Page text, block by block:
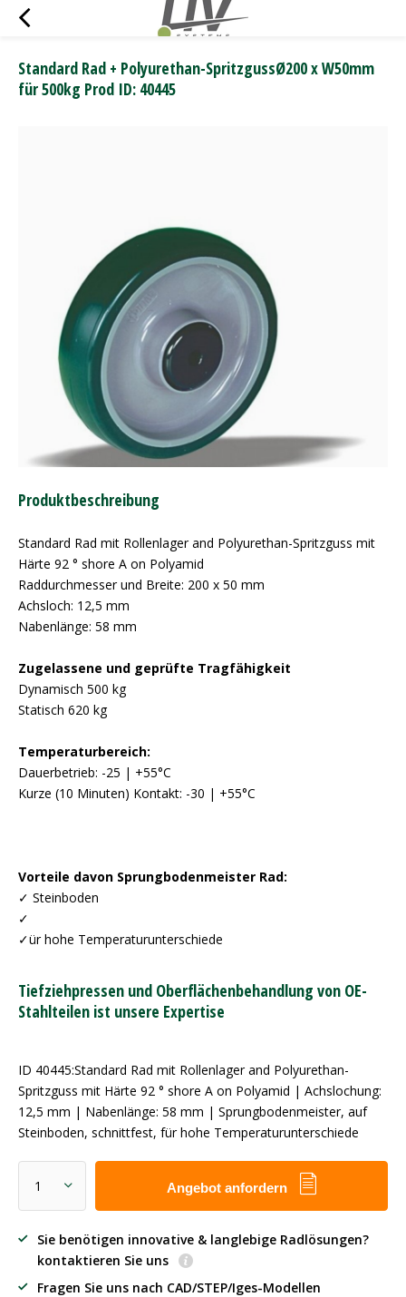
Standard Rad + Polyurethan-SpritzgussØ200 x W50mm
für 500kg Prod ID: 40445
Produktbeschreibung
Standard Rad mit Rollenlager and Polyurethan-Spritzguss mit
Härte 92 ° shore A on Polyamid
Raddurchmesser und Breite: 200 x 50 mm
Achsloch: 12,5 mm
Nabenlänge: 58 mm
Zugelassene und geprüfte Tragfähigkeit
Dynamisch 500 kg
Statisch 620 kg
Temperaturbereich:
Dauerbetrieb: -25 | +55°C
Kurze (10 Minuten) Kontakt: -30 | +55°C
Vorteile davon Sprungbodenmeister Rad:
✓ Steinboden
✓
✓ür hohe Temperaturunterschiede
Tiefziehpressen und Oberflächenbehandlung von OE-
Stahlteilen ist unsere Expertise
ID 40445:Standard Rad mit Rollenlager and Polyurethan-
Spritzguss mit Härte 92 ° shore A on Polyamid | Achslochung:
12,5 mm | Nabenlänge: 58 mm | Sprungbodenmeister, auf
Steinboden, schnittfest, für hohe Temperaturunterschiede
Angebot anfordern
Sie benötigen innovative & langlebige Radlösungen?
kontaktieren Sie uns
Fragen Sie uns nach CAD/STEP/Iges-Modellen